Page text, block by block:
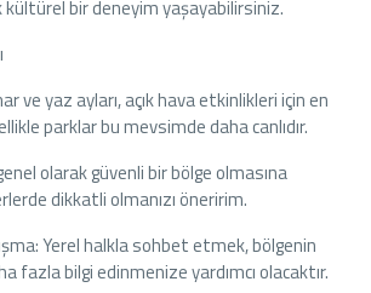
bir deneyim yaşayabilirsiniz.
ve yaz ayları, açık hava etkinlikleri için en
parklar bu mevsimde daha canlıdır.
olarak güvenli bir bölge olmasına
dikkatli olmanızı öneririm.
Yerel halkla sohbet etmek, bölgenin
fazla bilgi edinmenize yardımcı olacaktır.